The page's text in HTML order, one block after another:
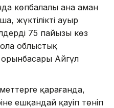
көпбалалы ана аман
жүктіліктің ауыр
75 пайызы көз
облыстық
орынбасары Айгүл
қарағанда,
ешқандай қауіп төніп